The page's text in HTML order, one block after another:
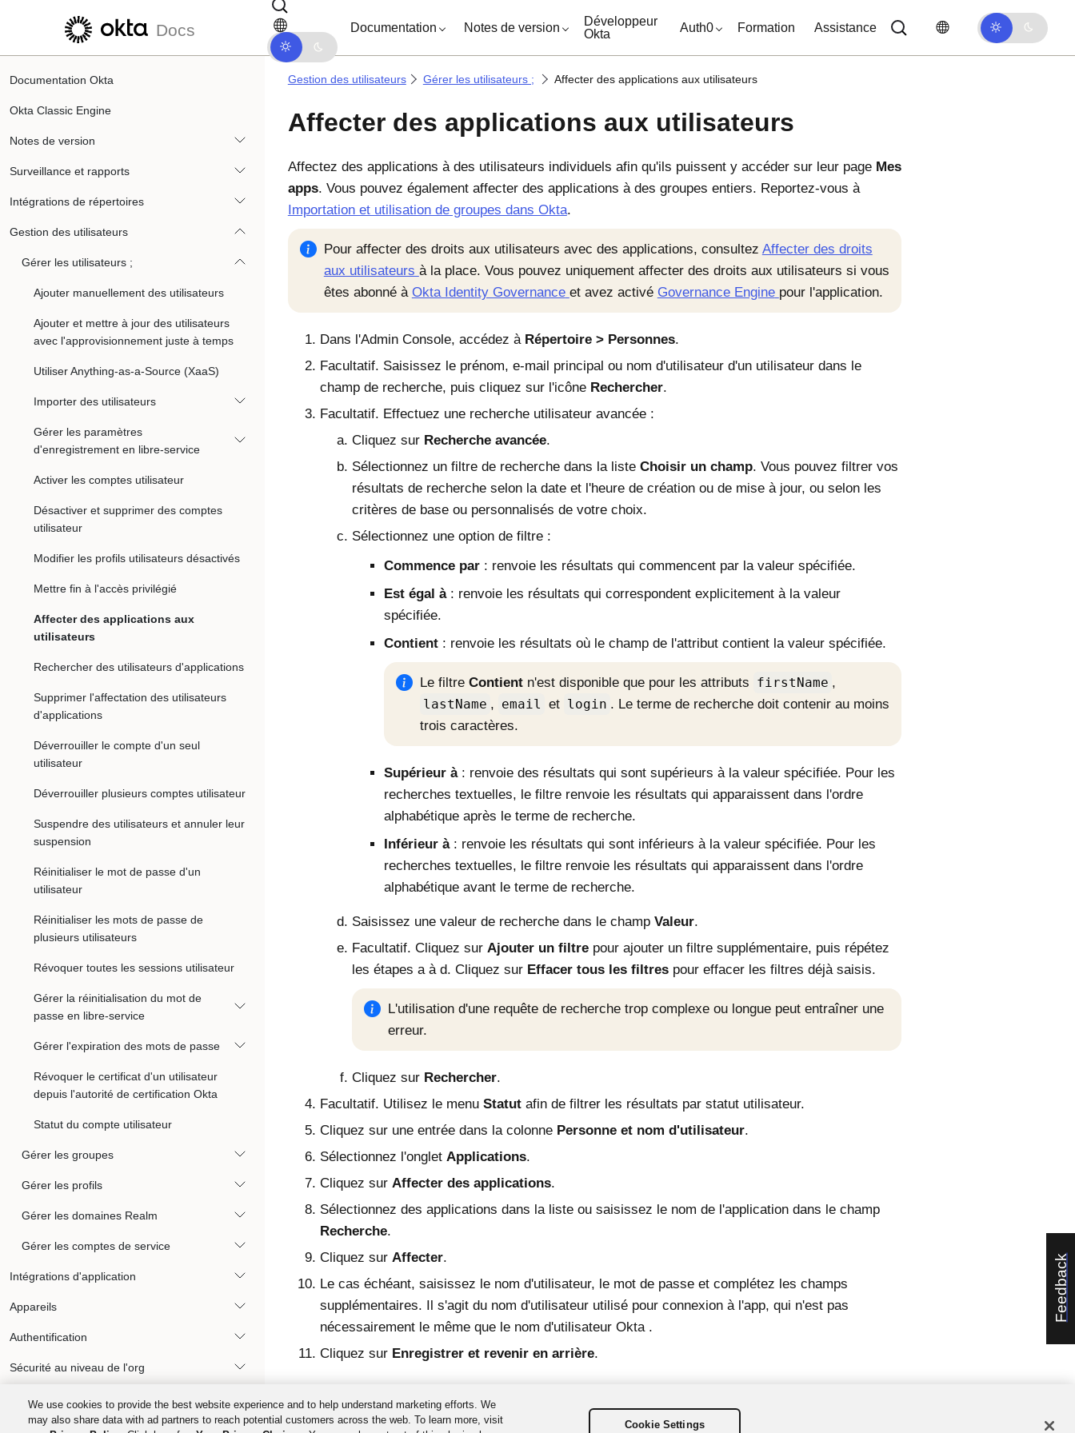
Passer au contenu principal Passer à la navigation dans les documents
Docs Documentation Notes de version
Développeur
Okta
Auth0 Formation Assistance
Feedback
Documentation Okta
Okta Classic Engine
Notes de version
Surveillance et rapports
Intégrations de répertoires
Gestion des utilisateurs
Gérer les utilisateurs ;
Ajouter manuellement des utilisateurs
Ajouter et mettre à jour des utilisateurs
avec l'approvisionnement juste à temps
Utiliser Anything-as-a-Source (XaaS)
Importer des utilisateurs
Gérer les paramètres
d'enregistrement en libre-service
Activer les comptes utilisateur
Désactiver et supprimer des comptes
utilisateur
Modifier les profils utilisateurs désactivés
Mettre fin à l'accès privilégié
Affecter des applications aux
utilisateurs
Rechercher des utilisateurs d'applications
Supprimer l'affectation des utilisateurs
d'applications
Déverrouiller le compte d'un seul
utilisateur
Déverrouiller plusieurs comptes utilisateur
Suspendre des utilisateurs et annuler leur
suspension
Réinitialiser le mot de passe d'un
utilisateur
Réinitialiser les mots de passe de
plusieurs utilisateurs
Révoquer toutes les sessions utilisateur
Gérer la réinitialisation du mot de
passe en libre-service
Gérer l'expiration des mots de passe
Révoquer le certificat d'un utilisateur
depuis l'autorité de certification Okta
Statut du compte utilisateur
Gérer les groupes
Gérer les profils
Gérer les domaines Realm
Gérer les comptes de service
Intégrations d'application
Appareils
Authentification
Sécurité au niveau de l'org
Gouvernance de l'identité
Okta Privileged Access
Gestion des utilisateurs Gérer les utilisateurs ; Affecter des applications aux utilisateurs
Affecter des applications aux utilisateurs
Affectez des applications à des utilisateurs individuels afin qu'ils puissent y accéder sur leur page Mes
apps. Vous pouvez également affecter des applications à des groupes entiers. Reportez-vous à
Importation et utilisation de groupes dans Okta.
Pour affecter des droits aux utilisateurs avec des applications, consultez Affecter des droits
aux utilisateurs à la place. Vous pouvez uniquement affecter des droits aux utilisateurs si vous
êtes abonné à Okta Identity Governance et avez activé Governance Engine pour l'application.
Dans l'Admin Console, accédez à Répertoire Personnes.
Facultatif. Saisissez le prénom, e-mail principal ou nom d'utilisateur d'un utilisateur dans le
champ de recherche, puis cliquez sur l'icône Rechercher.
Facultatif. Effectuez une recherche utilisateur avancée :
Cliquez sur Recherche avancée.
Sélectionnez un filtre de recherche dans la liste Choisir un champ. Vous pouvez filtrer vos
résultats de recherche selon la date et l'heure de création ou de mise à jour, ou selon les
critères de base ou personnalisés de votre choix.
Sélectionnez une option de filtre :
Commence par: renvoie les résultats qui commencent par la valeur spécifiée.
Est égal à: renvoie les résultats qui correspondent explicitement à la valeur
spécifiée.
Contient: renvoie les résultats où le champ de l'attribut contient la valeur spécifiée.
Le filtre Contientn'est disponible que pour les attributs firstName ,
lastName , email et login . Le terme de recherche doit contenir au moins
trois caractères.
Supérieur à: renvoie des résultats qui sont supérieurs à la valeur spécifiée. Pour les
recherches textuelles, le filtre renvoie les résultats qui apparaissent dans l'ordre
alphabétique après le terme de recherche.
Inférieur à: renvoie les résultats qui sont inférieurs à la valeur spécifiée. Pour les
recherches textuelles, le filtre renvoie les résultats qui apparaissent dans l'ordre
alphabétique avant le terme de recherche.
Saisissez une valeur de recherche dans le champ Valeur.
Facultatif. Cliquez sur Ajouter un filtrepour ajouter un filtre supplémentaire, puis répétez
les étapes a à d. Cliquez sur Effacer tous les filtrespour effacer les filtres déjà saisis.
L'utilisation d'une requête de recherche trop complexe ou longue peut entraîner une
erreur.
Cliquez sur Rechercher.
Facultatif. Utilisez le menu Statutafin de filtrer les résultats par statut utilisateur.
Cliquez sur une entrée dans la colonne Personne et nom d'utilisateur.
Sélectionnez l'onglet Applications.
Cliquez sur Affecter des applications.
Sélectionnez des applications dans la liste ou saisissez le nom de l'application dans le champ
Recherche.
Cliquez sur Affecter.
Le cas échéant, saisissez le nom d'utilisateur, le mot de passe et complétez les champs
supplémentaires. Il s'agit du nom d'utilisateur utilisé pour connexion à l'app, qui n'est pas
nécessairement le même que le nom d'utilisateur Okta.
Cliquez sur Enregistrer et revenir en arrière.
We use cookies to provide the best website experience and to help understand marketing efforts. We
may also share data with ad partners to reach potential customers across the web. To learn more, visit
Cookie Settings